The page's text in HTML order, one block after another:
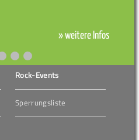
» weitere Infos
Rock-Events
Sperrungsliste